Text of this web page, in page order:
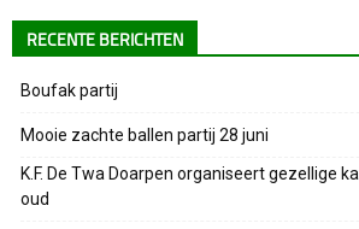
RECENTE BERICHTEN
Boufak partij
Mooie zachte ballen partij 28 juni
K.F. De Twa Doarpen organiseert gezellige
oud